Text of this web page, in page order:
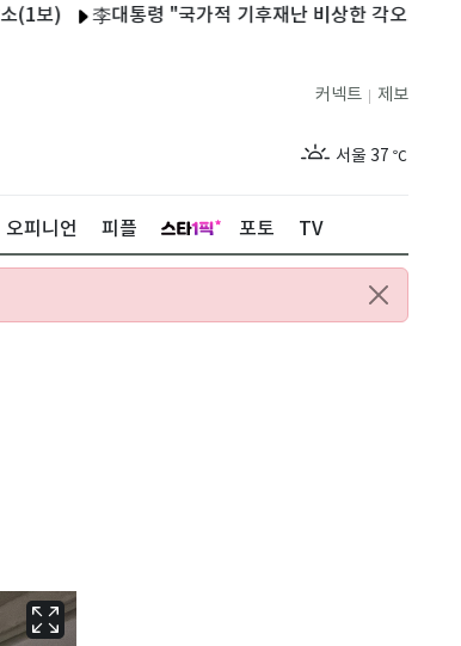
李대통령 "국가적 기후재난 비상한 각오로 대응…예
제보
커넥트
서울 37 ℃
36
오피니언 피플 포토 TV